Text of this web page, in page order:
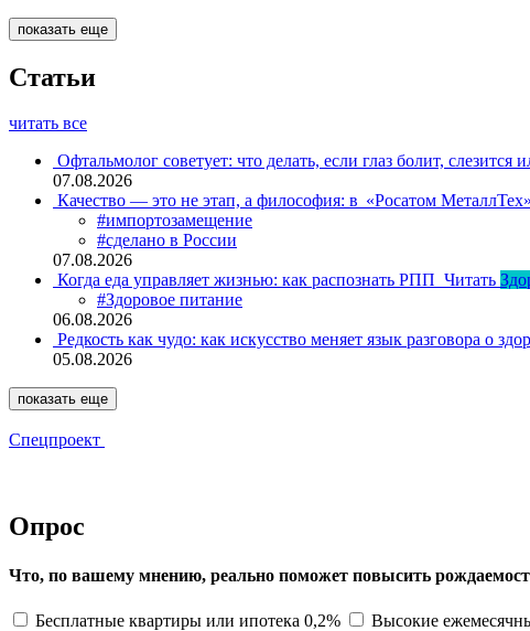
показать еще
Статьи
читать все
Офтальмолог советует: что делать, если глаз болит, слезится
07.08.2026
Качество — это не этап, а философия: в «Росатом
#импортозамещение
#сделано в России
07.08.2026
Когда еда управляет жизнью: как распознать РПП Читать
#Здоровое питание
06.08.2026
Редкость как чудо: как искусство меняет язык разговора о
05.08.2026
показать еще
Спецпроект
Опрос
Что, по вашему мнению, реально поможет повысить
Бесплатные квартиры или ипотека 0,2% Высокие